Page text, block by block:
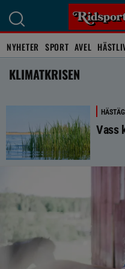
NYHETER SPORT AVEL
KLIMATKRISEN
Vass